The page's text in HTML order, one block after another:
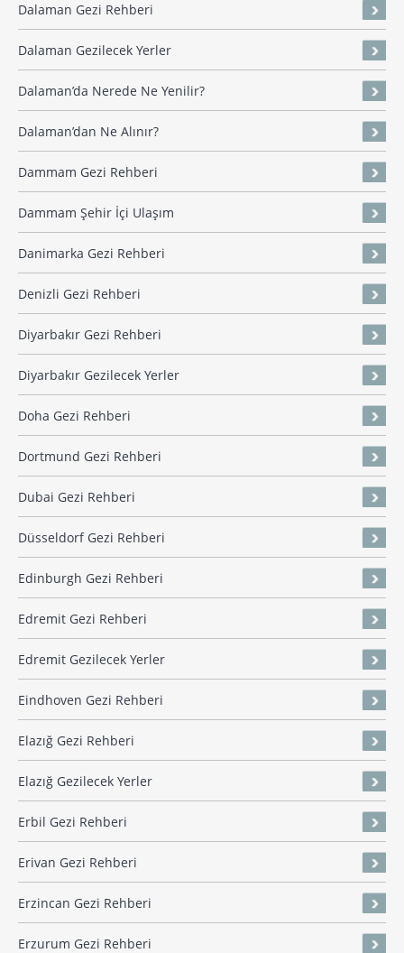
Dalaman Gezi Rehberi
Dalaman Gezilecek Yerler
Dalaman’da Nerede Ne Yenilir?
Dalaman’dan Ne Alınır?
Dammam Gezi Rehberi
Dammam Şehir İçi Ulaşım
Danimarka Gezi Rehberi
Denizli Gezi Rehberi
Diyarbakır Gezi Rehberi
Diyarbakır Gezilecek Yerler
Doha Gezi Rehberi
Dortmund Gezi Rehberi
Dubai Gezi Rehberi
Düsseldorf Gezi Rehberi
Edinburgh Gezi Rehberi
Edremit Gezi Rehberi
Edremit Gezilecek Yerler
Eindhoven Gezi Rehberi
Elazığ Gezi Rehberi
Elazığ Gezilecek Yerler
Erbil Gezi Rehberi
Erivan Gezi Rehberi
Erzincan Gezi Rehberi
Erzurum Gezi Rehberi